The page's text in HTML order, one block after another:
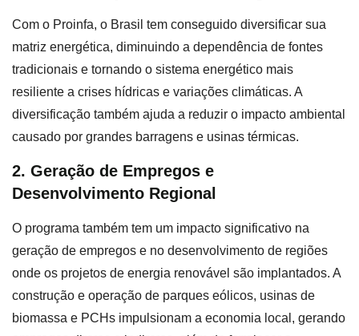
Com o Proinfa, o Brasil tem conseguido diversificar sua
matriz energética, diminuindo a dependência de fontes
tradicionais e tornando o sistema energético mais
resiliente a crises hídricas e variações climáticas. A
diversificação também ajuda a reduzir o impacto ambiental
causado por grandes barragens e usinas térmicas.
2. Geração de Empregos e
Desenvolvimento Regional
O programa também tem um impacto significativo na
geração de empregos e no desenvolvimento de regiões
onde os projetos de energia renovável são implantados. A
construção e operação de parques eólicos, usinas de
biomassa e PCHs impulsionam a economia local, gerando